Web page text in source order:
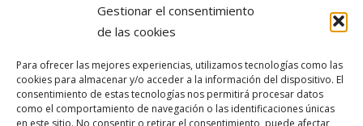
Gestionar el consentimiento
de las cookies
Para ofrecer las mejores experiencias, utilizamos tecnologías como las
cookies para almacenar y/o acceder a la información del dispositivo. El
consentimiento de estas tecnologías nos permitirá procesar datos
como el comportamiento de navegación o las identificaciones únicas
en este sitio. No consentir o retirar el consentimiento, puede afectar